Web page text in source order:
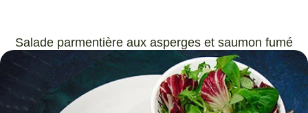
Salade parmentière aux asperges et saumon fumé